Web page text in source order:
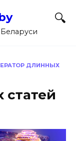
ДЛИННЫХ
статей